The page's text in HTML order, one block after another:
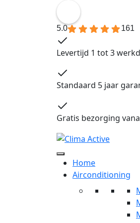
5.0 161
Levertijd 1 tot 3
Standaard 5 jaar
Gratis bezorging
Home
Airconditioning